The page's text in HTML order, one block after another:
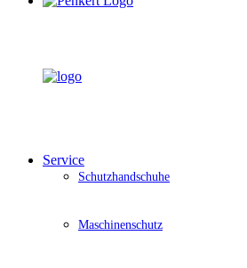
Service
Schutzhandschuhe
Maschinenschutz